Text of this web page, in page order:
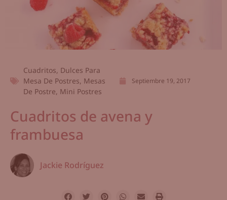
Cuadritos, Dulces Para
Mesa De Postres, Mesas
De Postre, Mini Postres
Septiembre 19, 2017
Cuadritos de avena y
frambuesa
Jackie Rodríguez